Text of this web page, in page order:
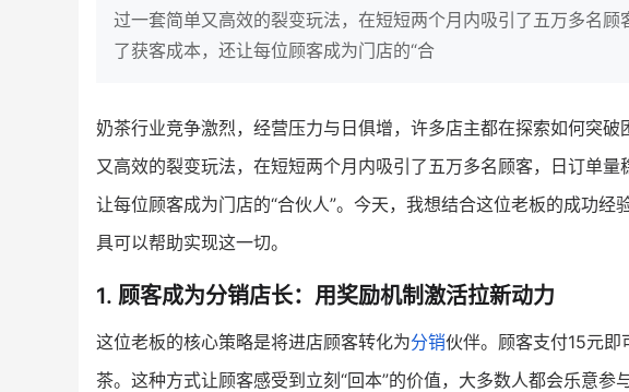
过一套简单又高效的裂变玩法，在短短两个月内吸引了五万多名
了获客成本，还让每位顾客成为门店的“合
奶茶行业竞争激烈，经营压力与日俱增，许多店主都在探索如何突
又高效的裂变玩法，在短短两个月内吸引了五万多名顾客，日订单
让每位顾客成为门店的“合伙人”。今天，我想结合这位老板的成功
具可以帮助实现这一切。
1. 顾客成为分销店长：用奖励机制激活拉新动力
这位老板的核心策略是将进店顾客转化为分销伙伴。顾客支付15元即
茶。这种方式让顾客感受到立刻“回本”的价值，大多数人都会乐意参与
查看详情
靠企业微信实现销售额翻 8 倍！
查看详情
牌，22